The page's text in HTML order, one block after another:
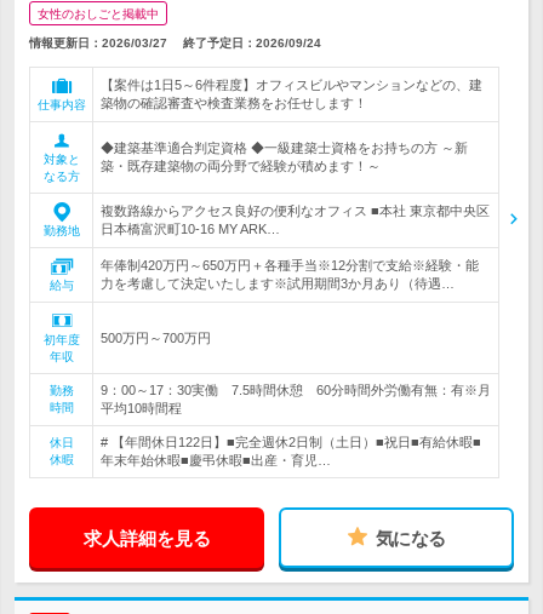
女性のおしごと掲載中
情報更新日：2026/03/27 終了予定日： 2026/09/24
仕事内容
【案件は1日5～6件程度】オフィスビルやマンションなどの、建
築物の確認審査や検査業務をお任せします！
対象と
なる方
◆建築基準適合判定資格 ◆一級建築士資格をお持ちの方 ～新
築・既存建築物の両分野で経験が積めます！～
勤務地
複数路線からアクセス良好の便利なオフィス ■本社 東京都中央区
日本橋富沢町10-16 MY ARK…
給与
年俸制420万円～650万円＋各種手当※12分割で支給※経験・能
力を考慮して決定いたします※試用期間3か月あり（待遇…
初年度
年収
500万円～700万円
勤務
時間
9：00～17：30実働 7.5時間休憩 60分時間外労働有無：有※月
平均10時間程
休日
休暇
# 【年間休日122日】■完全週休2日制（土日）■祝日■有給休暇■
年末年始休暇■慶弔休暇■出産・育児…
求人詳細を見る 気になる